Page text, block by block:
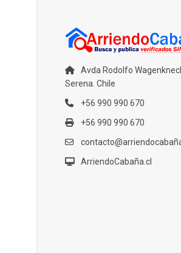
Avda Rodolfo
Serena. Chile
+56 990 990 670
+56 990 990 670
ArriendoCabaña.cl